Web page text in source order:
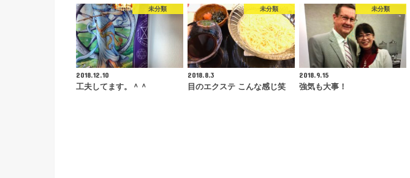
未分類
2018.12.10
工夫してます。＾＾
未分類
2018.8.3
目のエクステ こんな感じ笑
未分類
2018.9.15
強気も大事！